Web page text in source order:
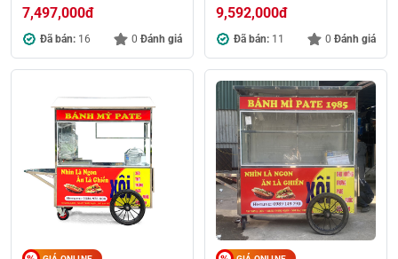
7,497,000đ
Đã bán: 16 0 Đánh giá
9,592,000đ
Đã bán: 11 0 Đánh giá